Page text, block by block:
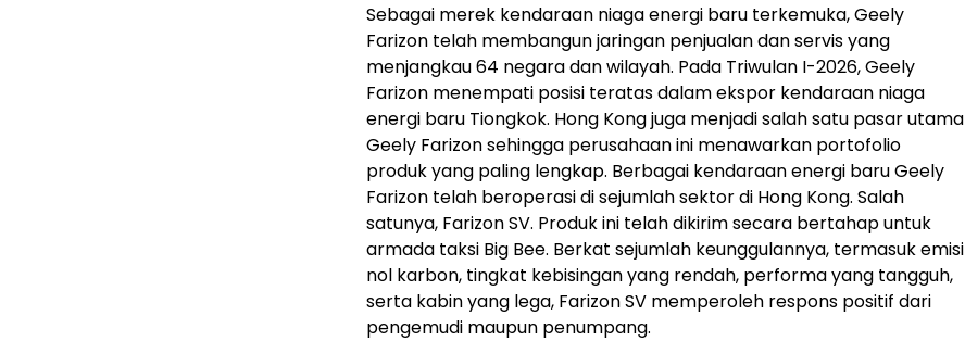
Sebagai merek kendaraan niaga energi baru terkemuka, Geely
Farizon telah membangun jaringan penjualan dan servis yang
menjangkau 64 negara dan wilayah. Pada Triwulan I-2026, Geely
Farizon menempati posisi teratas dalam ekspor kendaraan niaga
energi baru Tiongkok. Hong Kong juga menjadi salah satu pasar utama
Geely Farizon sehingga perusahaan ini menawarkan portofolio
produk yang paling lengkap. Berbagai kendaraan energi baru Geely
Farizon telah beroperasi di sejumlah sektor di Hong Kong. Salah
satunya, Farizon SV. Produk ini telah dikirim secara bertahap untuk
armada taksi Big Bee. Berkat sejumlah keunggulannya, termasuk emisi
nol karbon, tingkat kebisingan yang rendah, performa yang tangguh,
serta kabin yang lega, Farizon SV memperoleh respons positif dari
pengemudi maupun penumpang.